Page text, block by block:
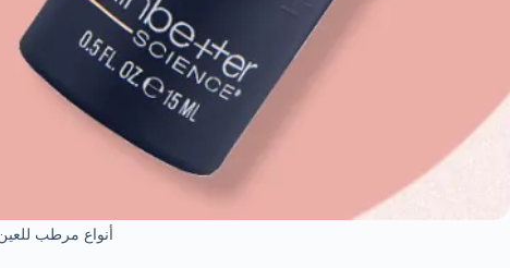
أنواع مرطب